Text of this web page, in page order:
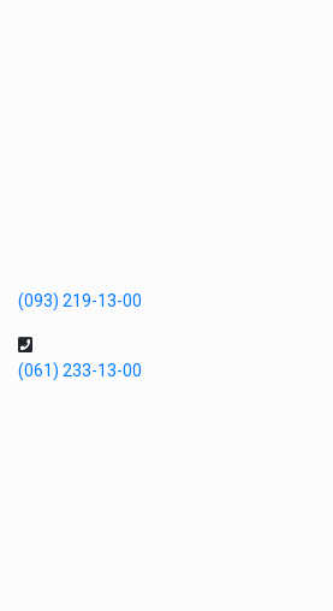
(093) 219-13-00
(061) 233-13-00